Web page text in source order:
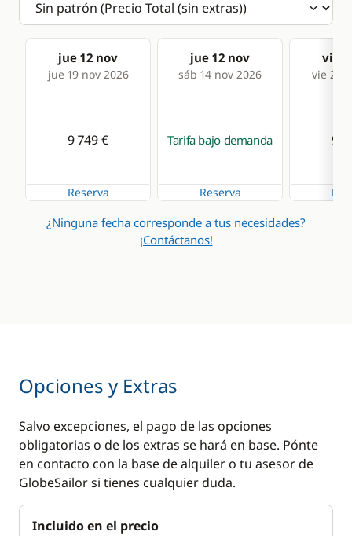
Agua caliente
Aire Acondicionado
Desalinizadora
WC eléctrico
Congelador
Estufa horno de gas
Frigorífico
jue 12 nov
jue 19 nov 2026
jue 12 nov
sáb 14 nov 2026
vie
vie 20
9 749 €
Reserva
Tarifa bajo demanda
Reserva
9
¿Ninguna fecha corresponde a tus necesidades?
¡Contáctanos!
Opciones y Extras
Salvo excepciones, el pago de las opciones
obligatorias o de los extras se hará en base. Pónte
en contacto con la base de alquiler o tu asesor de
GlobeSailor si tienes cualquier duda.
Incluido en el precio